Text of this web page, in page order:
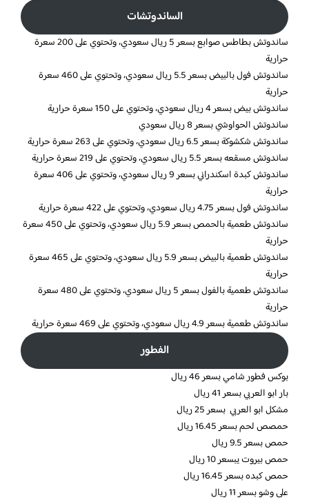
الساندوتشات
ساندوتش بطاطس صوابع بسعر 5 ريال سعودي، وتحتوي على 200 سعرة
حرارية
ساندوتش فول بالبيض بسعر 5.5 ريال سعودي، وتحتوي على 460 سعرة
حرارية
ساندوتش بيض بسعر 4 ريال سعودي، وتحتوي على 150 سعرة حرارية
ساندوتش الحواوشي بسعر 8 ريال سعودي
ساندوتش شكشوكة بسعر 6.5 ريال سعودي، وتحتوي على 263 سعرة حرارية
ساندوتش مسقعه بسعر 5.5 ريال سعودي، وتحتوي على 219 سعرة حرارية
ساندوتش كبدة اسكندراني بسعر 9 ريال سعودي، وتحتوي على 406 سعرة
حرارية
ساندوتش فول بسعر 4.75 ريال سعودي، وتحتوي على 422 سعرة حرارية
ساندوتش طعمية بالحمص بسعر 5.9 ريال سعودي، وتحتوي على 450 سعرة
حرارية
ساندوتش طعمية بالبيض بسعر 5.9 ريال سعودي، وتحتوي على 465 سعرة
حرارية
ساندوتش طعمية بالفول بسعر 5 ريال سعودي، وتحتوي على 480 سعرة
حرارية
ساندوتش طعمية بسعر 4.9 ريال سعودي، وتحتوي على 469 سعرة حرارية
الفطور
بوكس فطور شامي بسعر 46 ريال
بار ابو العربي بسعر 41 ريال
مشكل ابو العربي بسعر 25 ريال
حمصص لحم بسعر 16.45 ريال
حمص بسعر 9.5 ريال
حمص بيروت يبسعر 10 ريال
حمص كبده بسعر 16.45 ريال
على وشو بسعر 11 ريال